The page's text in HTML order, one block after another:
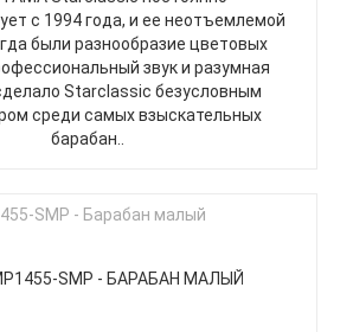
с 1994 года, и ее неотъемлемой
были разнообразие цветовых
звук и разумная
Starclassic безусловным
среди самых взыскательных
барабан..
SMP - БАРАБАН МАЛЫЙ